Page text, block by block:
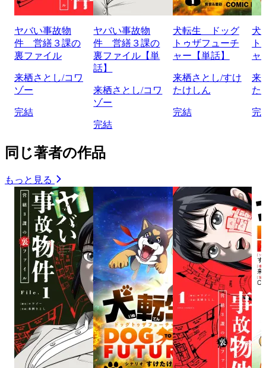
ヤバい事故物
件 営繕３課の
裏ファイル
来栖さとし/コワ
ゾー
完結
ヤバい事故物
件 営繕３課の
裏ファイル【単
話】
来栖さとし/コワ
ゾー
完結
犬転生 ドッグ
トゥザフューチ
ャー【単話】
来栖さとし/すけ
たけしん
完結
犬
ト
ャ
来
た
完
同じ著者の作品
もっと見る